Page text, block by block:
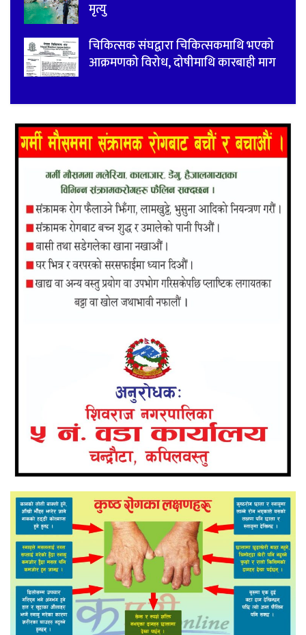
मृत्यु
चिकित्सक संघद्वारा चिकित्सकमाथि भएको
आक्रमणको विरोध, दोषीमाथि कारबाही माग